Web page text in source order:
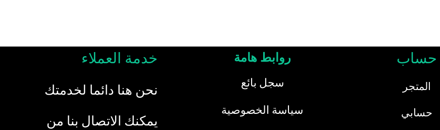
حساب
المتجر
حسابي
روابط هامة
سجل بائع
سياسة الخصوصية
خدمة العملاء
نحن هنا دائما لخدمتك
يمكنك الاتصال بنا من